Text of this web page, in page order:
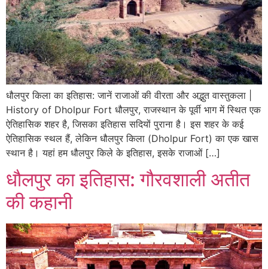
धौलपुर किला का इतिहास: जानें राजाओं की वीरता और अद्भुत वास्तुकला |
History of Dholpur Fort धौलपुर, राजस्थान के पूर्वी भाग में स्थित एक
ऐतिहासिक शहर है, जिसका इतिहास सदियों पुराना है। इस शहर के कई
ऐतिहासिक स्थल हैं, लेकिन धौलपुर किला (Dholpur Fort) का एक खास
स्थान है। यहां हम धौलपुर किले के इतिहास, इसके राजाओं […]
धौलपुर का इतिहास: गौरवशाली अतीत
की कहानी